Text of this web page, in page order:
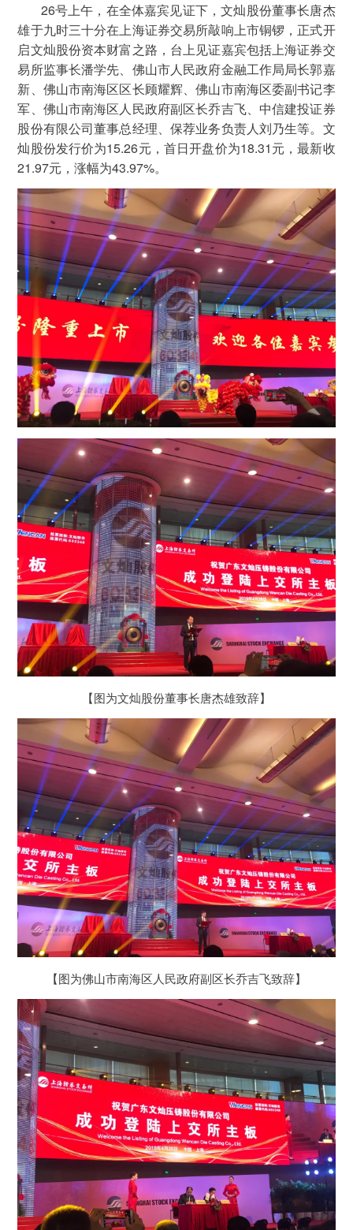
26号上午，在全体嘉宾见证下，文灿股份董事长唐杰
雄于九时三十分在上海证券交易所敲响上市铜锣，正式开
启文灿股份资本财富之路，台上见证嘉宾包括上海证券交
易所监事长潘学先、佛山市人民政府金融工作局局长郭嘉
新、佛山市南海区区长顾耀辉、佛山市南海区委副书记李
军、佛山市南海区人民政府副区长乔吉飞、中信建投证券
股份有限公司董事总经理、保荐业务负责人刘乃生等。文
灿股份发行价为15.26元，首日开盘价为18.31元，最新收
21.97元，涨幅为43.97%。
【图为文灿股份董事长唐杰雄致辞】
【图为佛山市南海区人民政府副区长乔吉飞致辞】